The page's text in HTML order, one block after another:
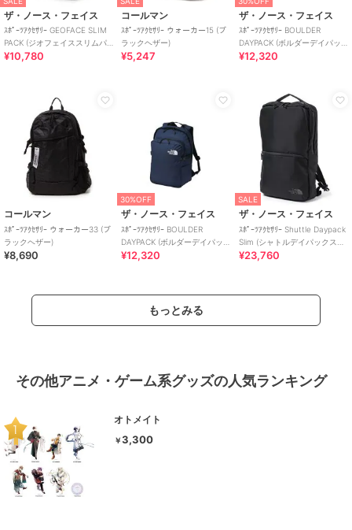
ザ・ノース・フェイス
ｽﾎﾟｰﾂｱｸｾｻﾘｰ GEOFACE SLIM
PACK (ジオフェイススリムパ
ック)
¥10,780
コールマン
ｽﾎﾟｰﾂｱｸｾｻﾘｰ ウォーカー15 (ブ
ラックヘザー)
¥5,247
ザ・ノース・フェイス
ｽﾎﾟｰﾂｱｸｾｻﾘｰ BOULDER
DAYPACK (ボルダーデイパッ
ク)
¥12,320
コールマン
ｽﾎﾟｰﾂｱｸｾｻﾘｰ ウォーカー33 (ブ
ラックヘザー)
¥8,690
30%OFF
ザ・ノース・フェイス
ｽﾎﾟｰﾂｱｸｾｻﾘｰ BOULDER
DAYPACK (ボルダーデイパッ
ク)
¥12,320
SALE
ザ・ノース・フェイス
ｽﾎﾟｰﾂｱｸｾｻﾘｰ Shuttle Daypack
Slim (シャトルデイパックスリ
ム)
¥23,760
もっとみる
その他アニメ・ゲーム系グッズの人気ランキング
オトメイト
￥3,300